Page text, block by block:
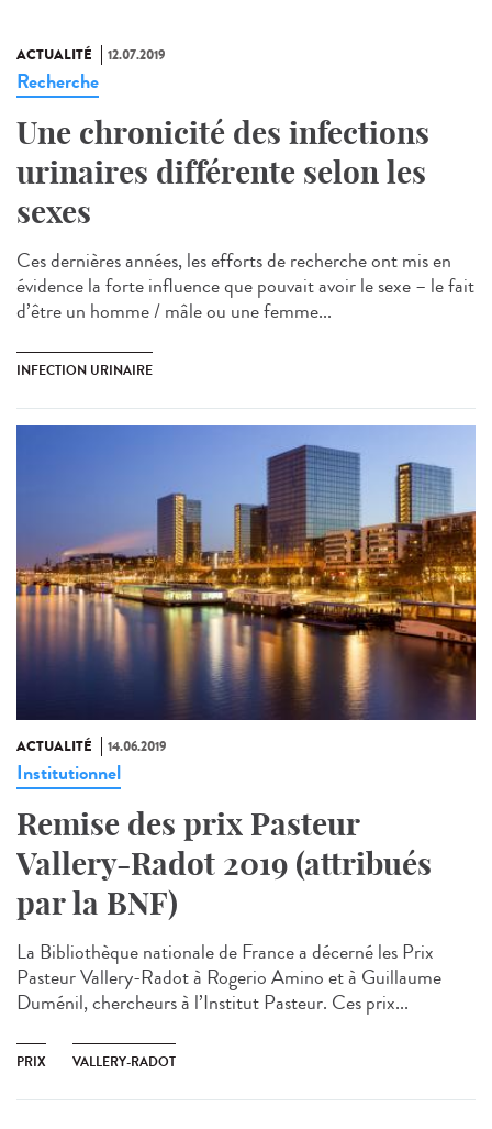
ACTUALITÉ 12.07.2019
Recherche
Une chronicité des infections
urinaires différente selon les
sexes
Ces dernières années, les efforts de recherche ont mis en
évidence la forte influence que pouvait avoir le sexe – le fait
d’être un homme / mâle ou une femme...
INFECTION URINAIRE
ACTUALITÉ 14.06.2019
Institutionnel
Remise des prix Pasteur
Vallery-Radot 2019 (attribués
par la BNF)
La Bibliothèque nationale de France a décerné les Prix
Pasteur Vallery-Radot à Rogerio Amino et à Guillaume
Duménil, chercheurs à l’Institut Pasteur. Ces prix...
PRIX VALLERY-RADOT